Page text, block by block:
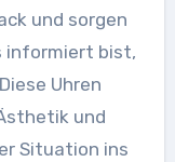
und sorgen
informiert bist,
Uhren
und
Situation ins